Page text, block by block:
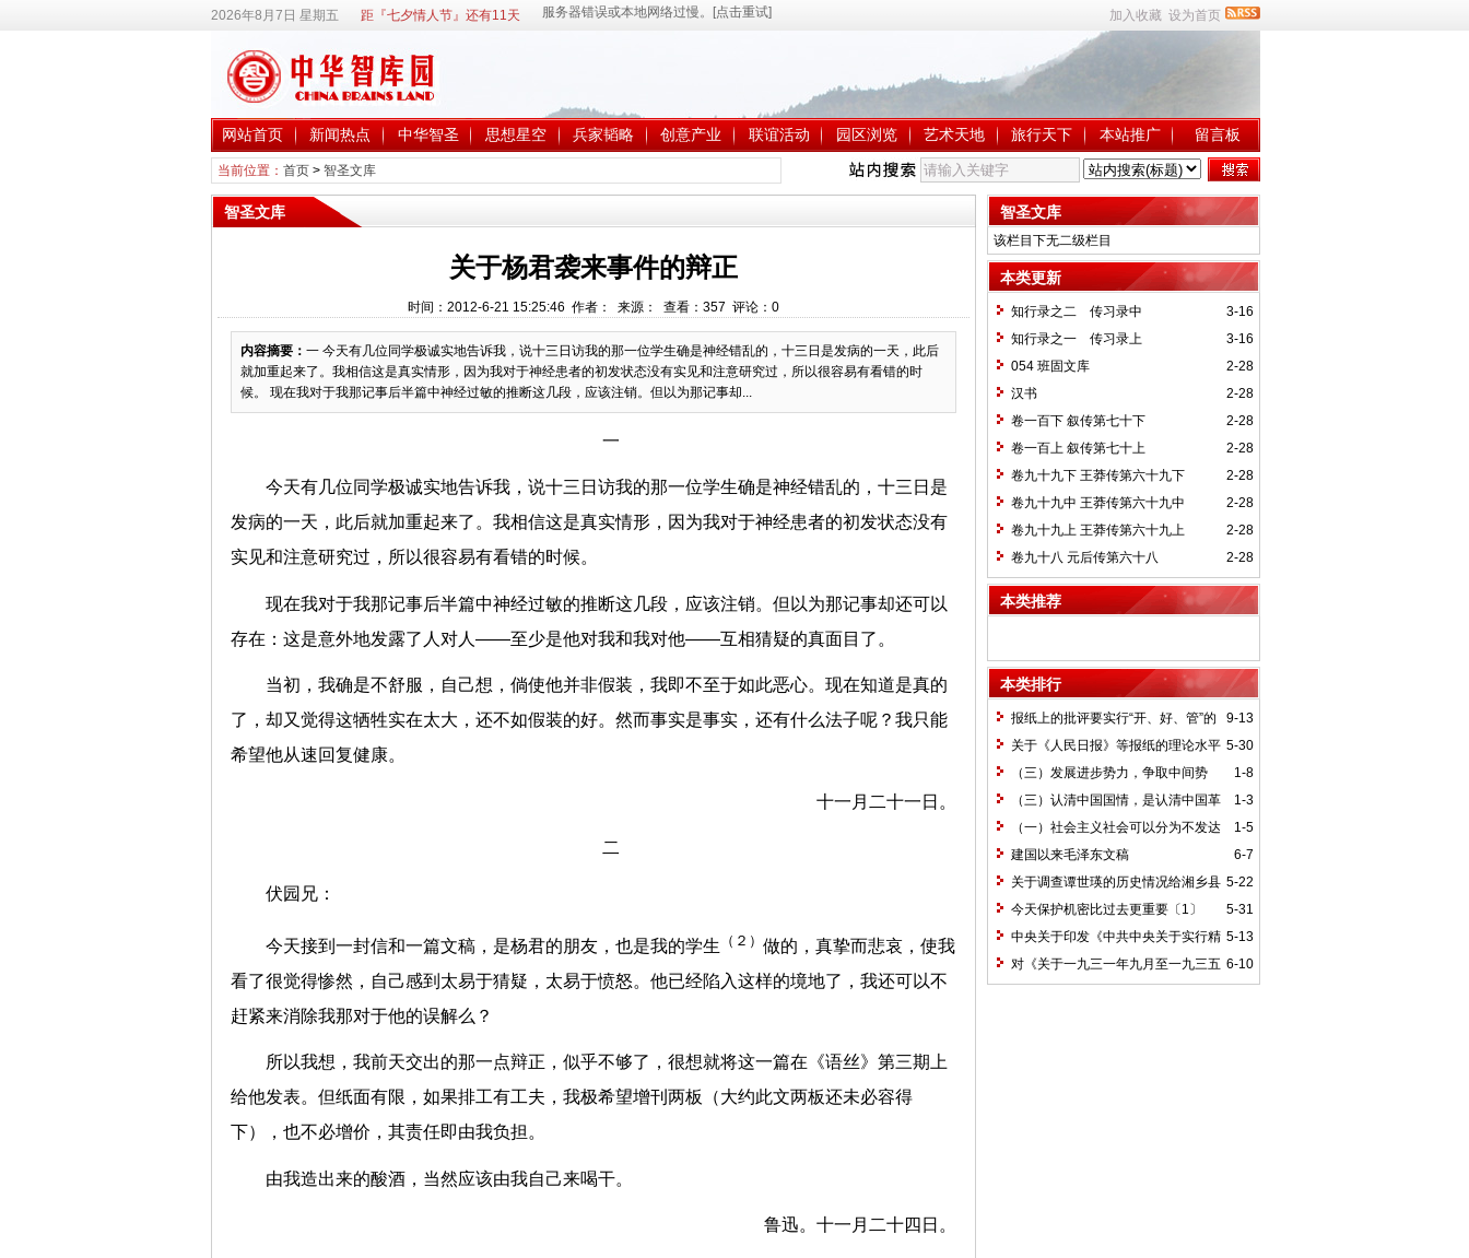
2026年8月7日 星期五 距『七夕情人节』还有11天 加入收藏 设为首页
网站首页 新闻热点 中华智圣 思想星空 兵家韬略 创意产业 联谊活动 园区浏览 艺术天地 旅行天下 本站推广 留言板
当前位置： 首页> 智圣文库
智圣文库
关于杨君袭来事件的辩正
时间：2012-6-21 15:25:46 作者： 来源： 查看： 357 评论： 0
内容摘要： 一 今天有几位同学极诚实地告诉我，说十三日访我的那一位学生确是神经错乱的，十三日是发病的一天，此后
就加重起来了。我相信这是真实情形，因为我对于神经患者的初发状态没有实见和注意研究过，所以很容易有看错的时
候。 现在我对于我那记事后半篇中神经过敏的推断这几段，应该注销。但以为那记事却...
一
今天有几位同学极诚实地告诉我，说十三日访我的那一位学生确是神经错乱的，十三日是
发病的一天，此后就加重起来了。我相信这是真实情形，因为我对于神经患者的初发状态没有
实见和注意研究过，所以很容易有看错的时候。
现在我对于我那记事后半篇中神经过敏的推断这几段，应该注销。但以为那记事却还可以
存在：这是意外地发露了人对人——至少是他对我和我对他——互相猜疑的真面目了。
当初，我确是不舒服，自己想，倘使他并非假装，我即不至于如此恶心。现在知道是真的
了，却又觉得这牺牲实在太大，还不如假装的好。然而事实是事实，还有什么法子呢？我只能
希望他从速回复健康。
十一月二十一日。
二
伏园兄：
今天接到一封信和一篇文稿，是杨君的朋友，也是我的学生 （２） 做的，真挚而悲哀，使我
看了很觉得惨然，自己感到太易于猜疑，太易于愤怒。他已经陷入这样的境地了，我还可以不
赶紧来消除我那对于他的误解么？
所以我想，我前天交出的那一点辩正，似乎不够了，很想就将这一篇在《语丝》第三期上
给他发表。但纸面有限，如果排工有工夫，我极希望增刊两板（大约此文两板还未必容得
下），也不必增价，其责任即由我负担。
由我造出来的酸酒，当然应该由我自己来喝干。
鲁迅。十一月二十四日。
智圣文库
该栏目下无二级栏目
本类更新
3-16
知行录之二 传习录中
3-16
知行录之一 传习录上
2-28
054 班固文库
2-28
汉书
2-28
卷一百下 叙传第七十下
2-28
卷一百上 叙传第七十上
2-28
卷九十九下 王莽传第六十九下
2-28
卷九十九中 王莽传第六十九中
2-28
卷九十九上 王莽传第六十九上
2-28
卷九十八 元后传第六十八
本类推荐
本类排行
9-13
报纸上的批评要实行“开、好、管”的
方针*
5-30
关于《人民日报》等报纸的理论水平
的批语〔1〕
1-8
（三）发展进步势力，争取中间势
力，孤立顽固势力
1-3
（三）认清中国国情，是认清中国革
命一切问题的基本依据
1-5
（一）社会主义社会可以分为不发达
和比较发达两个阶段
6-7
建国以来毛泽东文稿
5-22
关于调查谭世瑛的历史情况给湘乡县
委的信和给谭世瑛的复信
5-31
今天保护机密比过去更重要〔1〕
5-13
中央关于印发《中共中央关于实行精
兵简政、增产节约、反对贪污、反对浪费
和反对官僚主义的决定》的通知和毛泽东
6-10
对《关于一九三一年九月至一九三五